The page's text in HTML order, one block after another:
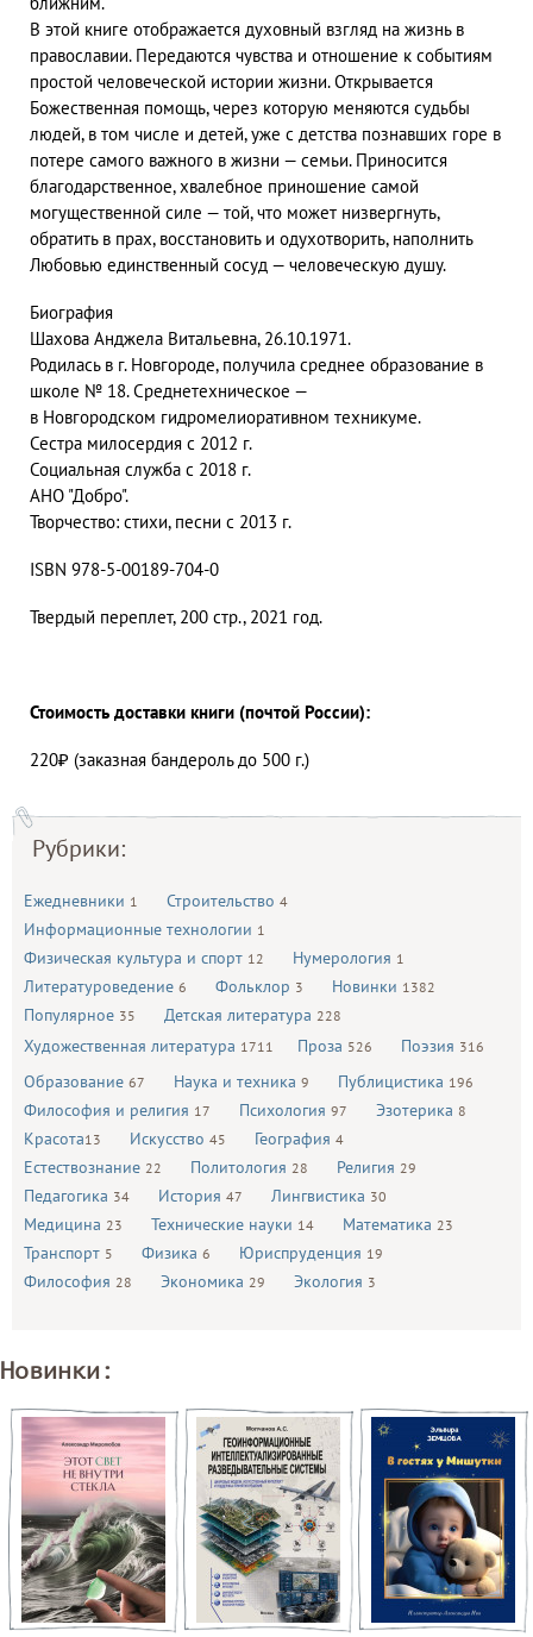
Рубрики:
Ежедневники 1 Строительство 4
Информационные технологии 1
Физическая культура и спорт 12 Нумерология 1
Литературоведение 6 Фольклор 3 Новинки 1382
Популярное 35 Детская литература 228
Художественная литература 1711 Проза 526 Поэзия 316
Образование 67 Наука и техника 9 Публицистика 196
Философия и религия 17 Психология 97 Эзотерика 8
Красота13 Искусство 45 География 4
Естествознание 22 Политология 28 Религия 29
Педагогика 34 История 47 Лингвистика 30
Медицина 23 Технические науки 14 Математика 23
Транспорт 5 Физика 6 Юриспруденция 19
Философия 28 Экономика 29 Экология 3
В этой книге отображается духовный взгляд на жизнь в
православии. Передаются чувства и отношение к событиям
простой человеческой истории жизни. Открывается
Божественная помощь, через которую меняются судьбы
людей, в том числе и детей, уже с детства познавших горе в
потере самого важного в жизни — семьи. Приносится
благодарственное, хвалебное приношение самой
могущественной силе — той, что может низвергнуть,
обратить в прах, восстановить и одухотворить, наполнить
Любовью единственный сосуд — человеческую душу.
Биография
Шахова Анджела Витальевна, 26.10.1971.
Родилась в г. Новгороде, получила среднее образование в
школе № 18. Среднетехническое —
в Новгородском гидромелиоративном техникуме.
Сестра милосердия с 2012 г.
Социальная служба с 2018 г.
АНО "Добро".
Творчество: стихи, песни с 2013 г.
ISBN 978-5-00189-704-0
Твердый переплет, 200 стр., 2021 год.
Стоимость доставки книги (почтой России):
220₽ (заказная бандероль до 500 г.)
Новинки: